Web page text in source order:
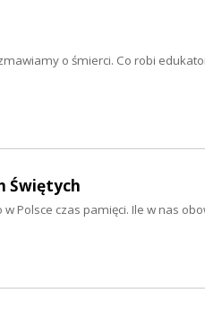
o śmierci. Co robi
Świętych
Polsce czas pamięci. Ile w nas